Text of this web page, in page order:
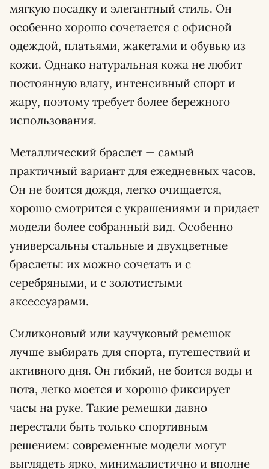
мягкую посадку и элегантный стиль. Он
особенно хорошо сочетается с офисной
одеждой, платьями, жакетами и обувью из
кожи. Однако натуральная кожа не любит
постоянную влагу, интенсивный спорт и
жару, поэтому требует более бережного
использования.
Металлический браслет — самый
практичный вариант для ежедневных часов.
Он не боится дождя, легко очищается,
хорошо смотрится с украшениями и придает
модели более собранный вид. Особенно
универсальны стальные и двухцветные
браслеты: их можно сочетать и с
серебряными, и с золотистыми
аксессуарами.
Силиконовый или каучуковый ремешок
лучше выбирать для спорта, путешествий и
активного дня. Он гибкий, не боится воды и
пота, легко моется и хорошо фиксирует
часы на руке. Такие ремешки давно
перестали быть только спортивным
решением: современные модели могут
выглядеть ярко, минималистично и вполне